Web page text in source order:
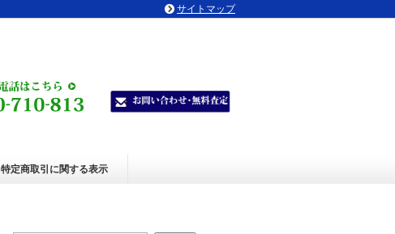
特定商取引に関する表示
サイトマップ